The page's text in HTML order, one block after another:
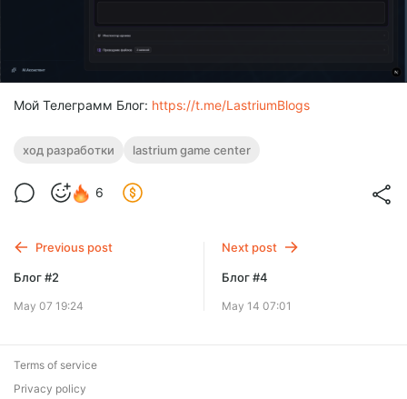
Мой Телеграмм Блог: https://t.me/LastriumBlogs
ход разработки lastrium game center
6
Previous post
Блог #2
May 07 19:24
Next post
Блог #4
May 14 07:01
Terms of service
Privacy policy